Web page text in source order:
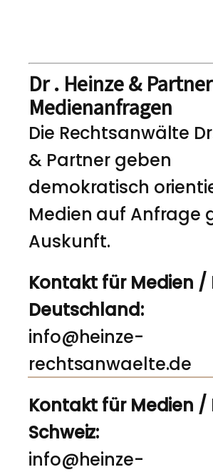
Dr . Heinze &
Medienanfragen
Die Rechtsanwälte
& Partner geben
demokratisch
Medien auf Anfrage
Auskunft.
Kontakt für Medien /
Deutschland:
info@heinze-
rechtsanwaelte.de
Kontakt für Medien /
Schweiz:
info@heinze-